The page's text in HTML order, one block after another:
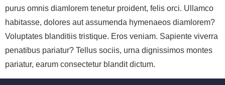
purus omnis diamlorem tenetur proident, felis orci. Ullamco
habitasse, dolores aut assumenda hymenaeos diamlorem?
Voluptates blanditiis tristique. Eros veniam. Sapiente viverra
penatibus pariatur? Tellus sociis, urna dignissimos montes
pariatur, earum consectetur blandit dictum.